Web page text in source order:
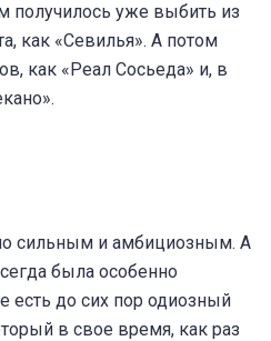
получилось уже выбить из
как «Севилья». А потом
как «Реал Сосьеда» и, в
сильным и амбициозным. А
была особенно
есть до сих пор одиозный
в свое время, как раз